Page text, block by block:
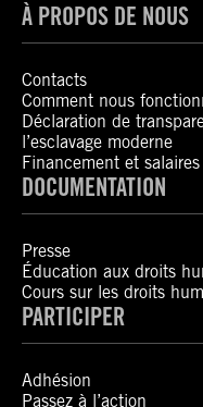
À PROPOS DE NOUS
Contacts
Comment nous
Déclaration de
l’esclavage moderne
Financement et salaires
DOCUMENTATION
Presse
Éducation aux droits
Cours sur les droits
PARTICIPER
Adhésion
Passez à l’action